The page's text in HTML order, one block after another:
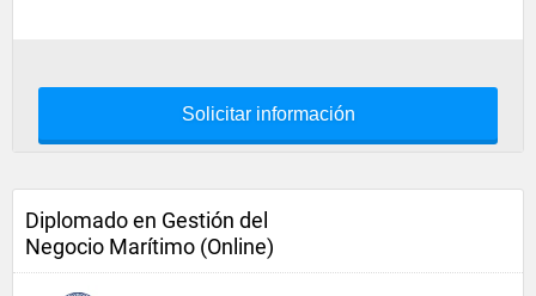
Solicitar información
Diplomado en Gestión del
Negocio Marítimo (Online)